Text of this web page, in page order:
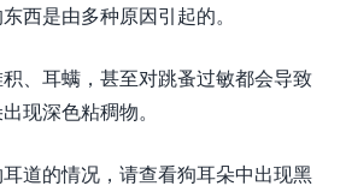
西是由多种原因引起的。
、耳螨，甚至对跳蚤过敏都会导致
现深色粘稠物。
道的情况，请查看狗耳朵中出现黑